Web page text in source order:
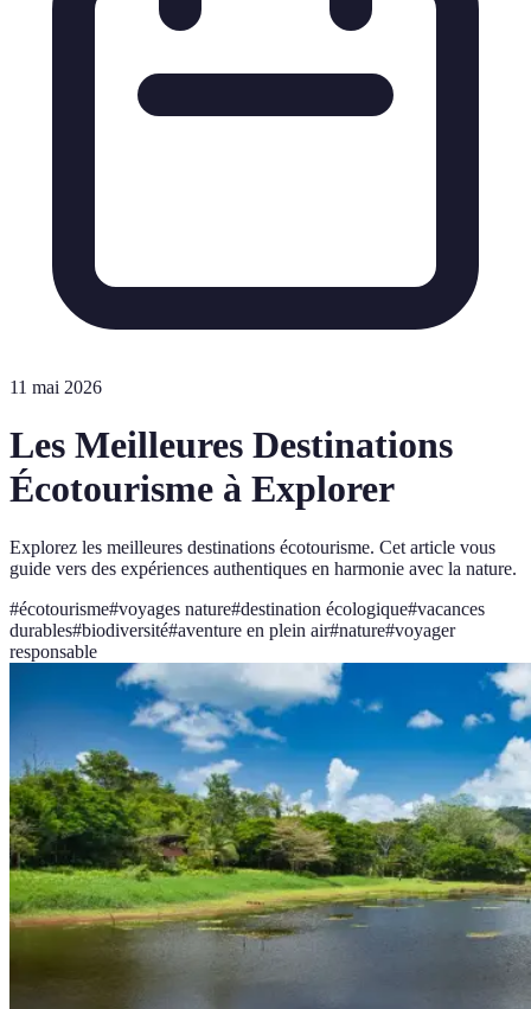
11 mai 2026
Les Meilleures Destinations
Écotourisme à Explorer
Explorez les meilleures destinations écotourisme. Cet article vous
guide vers des expériences authentiques en harmonie avec la nature.
#écotourisme#voyages nature#destination écologique#vacances
durables#biodiversité#aventure en plein air#nature#voyager
responsable